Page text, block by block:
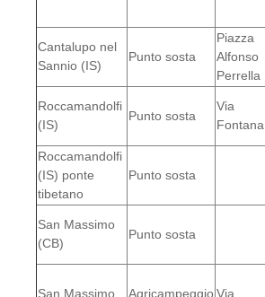
Cantalupo nel
Sannio (IS)
Punto sosta
Piazza
Alfonso
Perrella
Roccamandolfi
(IS)
Punto sosta
Via
Fontana
Roccamandolfi
(IS) ponte
tibetano
Punto sosta
San Massimo
(CB)
Punto sosta
San Massimo
AgricampeggioVia